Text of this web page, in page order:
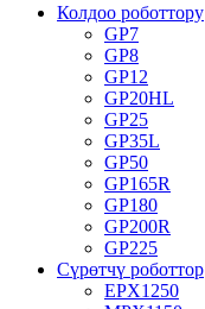
Колдоо роботтору
GP7
GP8
GP12
GP20HL
GP25
GP35L
GP50
GP165R
GP180
GP200R
GP225
Сүрөтчү роботтор
EPX1250